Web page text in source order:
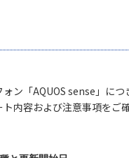
ン「AQUOS sense」に
ト内容および注意事項をご